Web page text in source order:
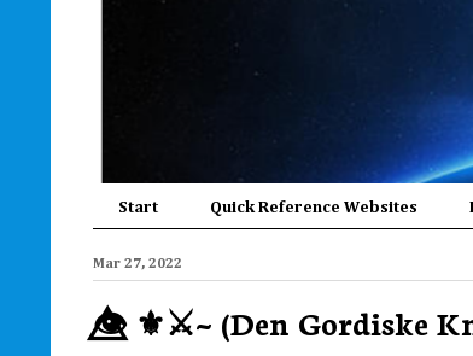
Start Quick Reference Websites
Mar 27, 2022
👁️⃤ ⚜️⚔️~ (Den Gordiske